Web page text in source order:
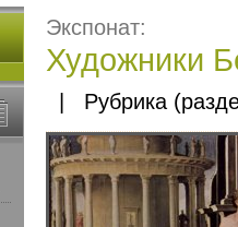
Экспонат:
Художники
| Рубрика